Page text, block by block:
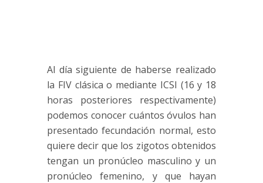
Al día siguiente de haberse realizado
la FIV clásica o mediante ICSI (16 y 18
horas posteriores respectivamente)
podemos conocer cuántos óvulos han
presentado fecundación normal, esto
quiere decir que los zigotos obtenidos
tengan un pronúcleo masculino y un
pronúcleo femenino, y que hayan